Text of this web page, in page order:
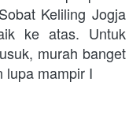
Keliling Jogja
ke atas. Untuk
murah banget
lupa mampir I